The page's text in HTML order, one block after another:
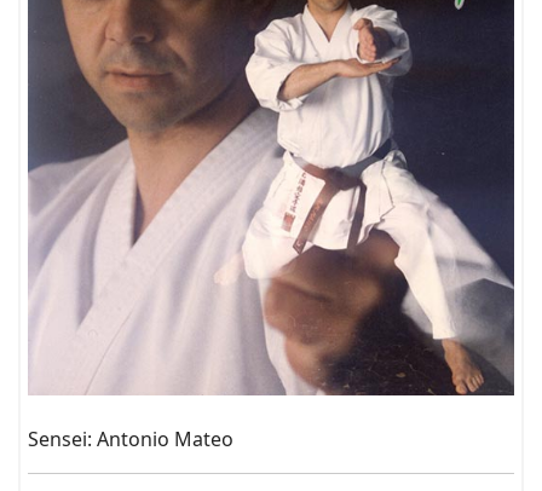
Sensei: Antonio Mateo